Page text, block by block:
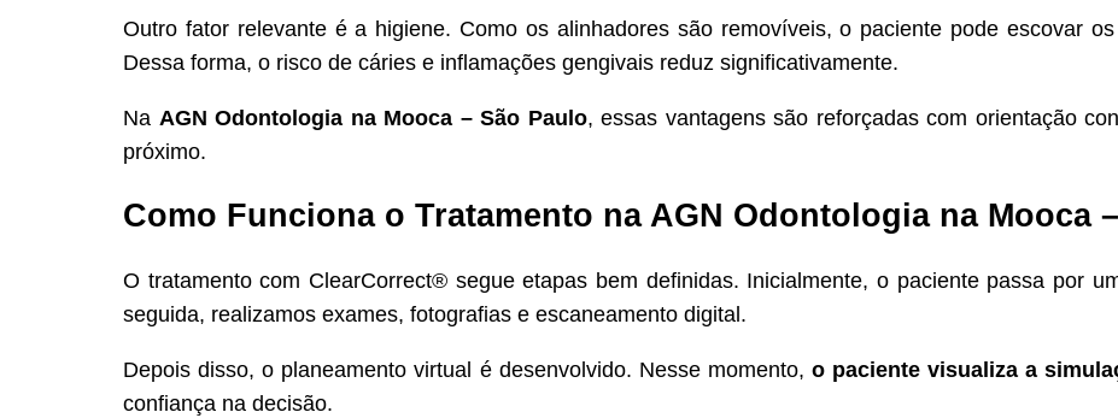
Outro fator relevante é a higiene. Como os alinhadores são removíveis, o paciente pode escovar
Dessa forma, o risco de cáries e inflamações gengivais reduz significativamente.
Na AGN Odontologia na Mooca – São Paulo, essas vantagens são reforçadas com orientação
próximo.
Como Funciona o Tratamento na AGN Odontologia na Mooca
O tratamento com ClearCorrect® segue etapas bem definidas. Inicialmente, o paciente passa por
seguida, realizamos exames, fotografias e escaneamento digital.
Depois disso, o planeamento virtual é desenvolvido. Nesse momento, o paciente visualiza a
confiança na decisão.